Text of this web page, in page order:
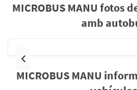
MICROBUS MANU fotos
amb
Anterior
MICROBUS MANU